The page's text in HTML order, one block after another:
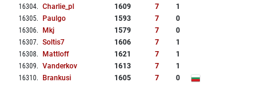
16304. Charlie_pl 1609 7
1
16305. Paulgo 1593 7
0
16306. Mkj 1579 7
0
16307. Soltis7 1606 7
1
16308. Mattloff 1621 7
1
16309. Vanderkov 1613 7
1
16310. Brankusi 1605 7
0